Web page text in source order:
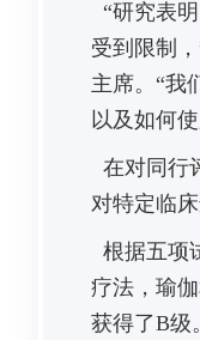
“研究表
受到限制
主席。 “我
以及如何
在对同行
对特定临
根据五项
疗法，瑜
获得了B级。